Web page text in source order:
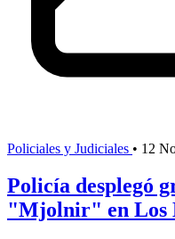
Policiales y Judiciales • 12
Policía desplegó
"Mjolnir" en Los